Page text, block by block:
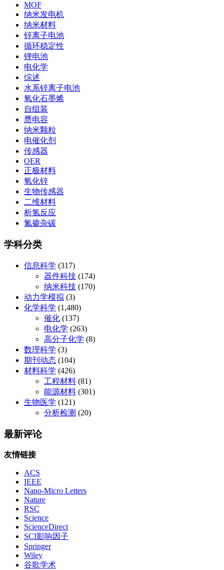
MOF
纳米发电机
纳米材料
锌离子电池
循环稳定性
锂电池
电化学
综述
水系锌离子电池
氧化石墨烯
自组装
赝电容
纳米颗粒
电催化剂
传感器
OER
正极材料
氧化锌
生物传感器
二维材料
析氢反应
氮掺杂碳
学科分类
信息科学 (317)
器件科技 (174)
纳米科技 (170)
动力学模拟 (3)
化学科学 (1,480)
催化 (137)
电化学 (263)
高分子化学 (8)
数理科学 (3)
期刊动态 (104)
材料科学 (426)
工程材料 (81)
能源材料 (301)
生物医学 (121)
分析检测 (20)
最新评论
友情链接
ACS
IEEE
Nano-Micro Letters
Nature
RSC
Science
ScienceDirect
SCI影响因子
Springer
Wiley
谷歌学术